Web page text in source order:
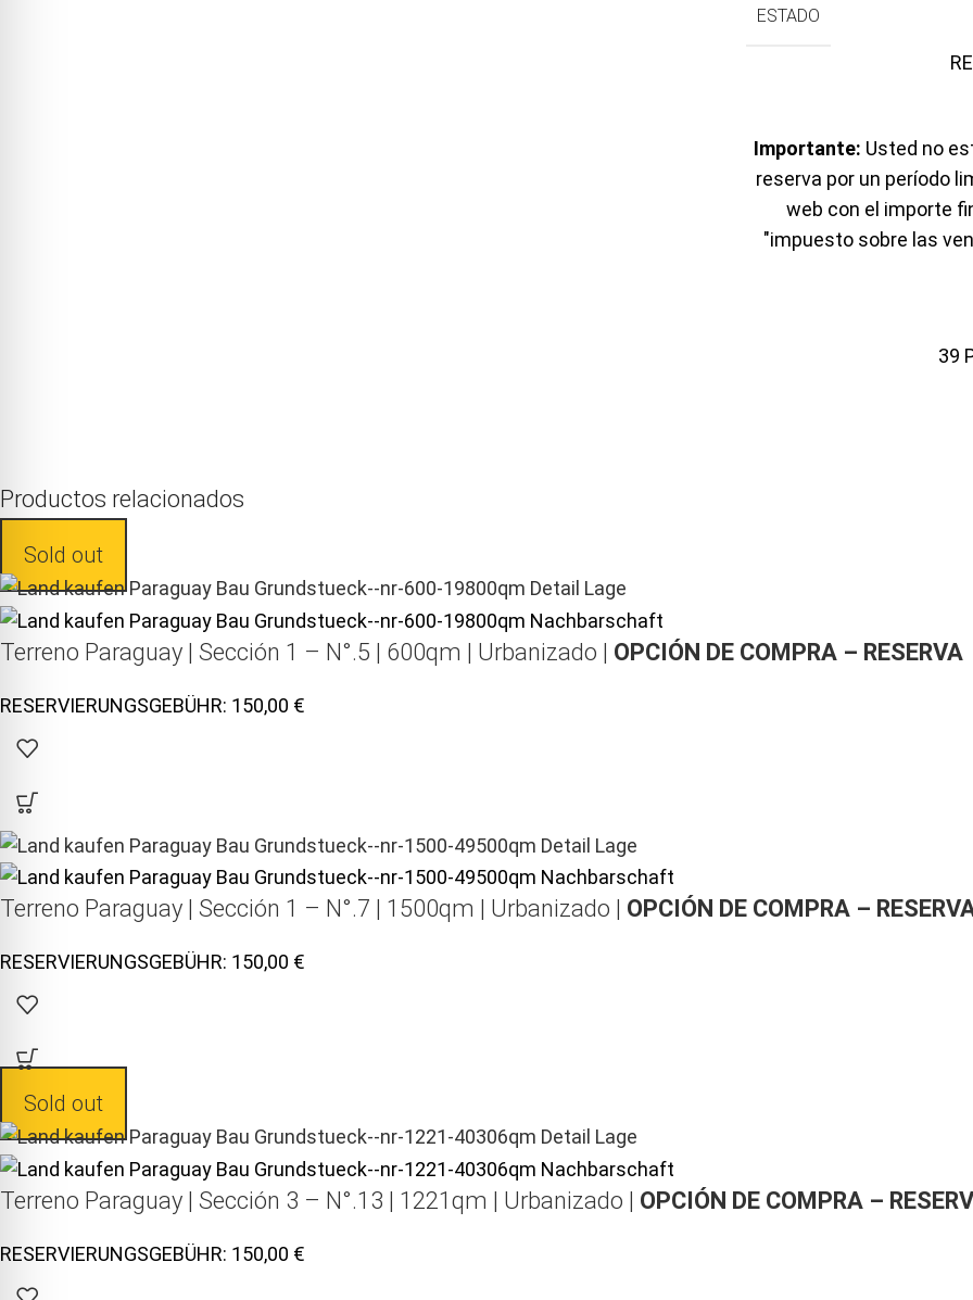
ESTADO
Importante: Usted no
reserva por un período
web con el importe
"impuesto sobre las
39
Productos relacionados
Sold out
Terreno Paraguay | Sección 1 – N°.5 | 600qm | Urbanizado | OPCIÓN DE COMPRA – RESERVA
150,00
Terreno Paraguay | Sección 1 – N°.7 | 1500qm | Urbanizado | OPCIÓN DE COMPRA –
150,00
Sold out
Terreno Paraguay | Sección 3 – N°.13 | 1221qm | Urbanizado | OPCIÓN DE COMPRA –
150,00